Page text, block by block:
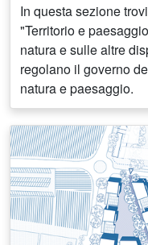
In questa sezione
"Territorio e
natura e sulle altre
regolano il governo
natura e paesaggio.